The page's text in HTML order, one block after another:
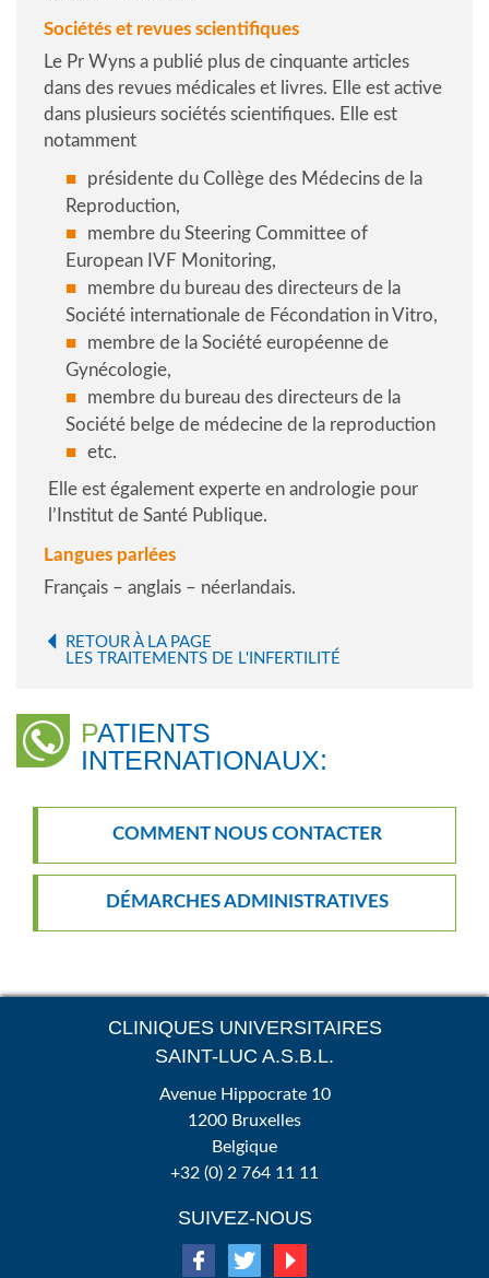
Sociétés et revues scientifiques
Le Pr Wyns a publié plus de cinquante articles
dans des revues médicales et livres. Elle est active
dans plusieurs sociétés scientifiques. Elle est
notamment
présidente du Collège des Médecins de la
Reproduction,
membre du Steering Committee of
European IVF Monitoring,
membre du bureau des directeurs de la
Société internationale de Fécondation in Vitro,
membre de la Société européenne de
Gynécologie,
membre du bureau des directeurs de la
Société belge de médecine de la reproduction
etc.
Elle est également experte en andrologie pour
l’Institut de Santé Publique.
Langues parlées
Français – anglais – néerlandais.
RETOUR À LA PAGE
LES TRAITEMENTS DE L'INFERTILITÉ
PATIENTS
INTERNATIONAUX:
COMMENT NOUS CONTACTER
DÉMARCHES ADMINISTRATIVES
CLINIQUES UNIVERSITAIRES
SAINT-LUC A.S.B.L.
Avenue Hippocrate 10
1200 Bruxelles
Belgique
+32 (0) 2 764 11 11
SUIVEZ-NOUS